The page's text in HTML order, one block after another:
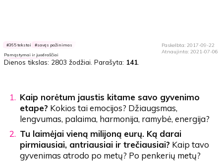
Paskelbta: 2017-09-22
Atnaujinta: 2021-07-06
365 tekstai savęs pažinimas
Pamąstymai ir juodraščiai
Dienos tikslas: 2803 žodžiai . Parašyta: 141
Kaip norėtum jaustis kitame savo gyvenimo
etape? Kokios tai emocijos? Džiaugsmas,
lengvumas, palaima, harmonija, ramybė, energija?
Tu laimėjai vieną milijoną eurų. Ką darai
pirmiausiai, antriausiai ir trečiausiai? Kaip tavo
gyvenimas atrodo po metų? Po penkerių metų?